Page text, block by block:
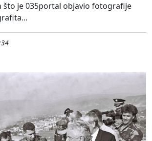
što je 035portal objavio fotografije